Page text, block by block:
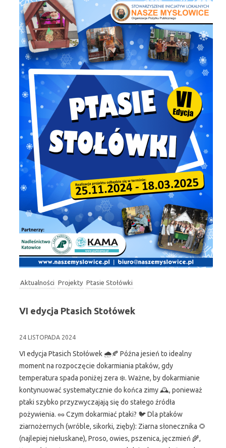
Aktualności Projekty Ptasie Stołówki
VI edycja Ptasich Stołówek
24 LISTOPADA 2024
VI edycja Ptasich Stołówek 🌧️🍂 Późna jesień to idealny
moment na rozpoczęcie dokarmiania ptaków, gdy
temperatura spada poniżej zera ❄️. Ważne, by dokarmianie
kontynuować systematycznie do końca zimy 🕰️, ponieważ
ptaki szybko przyzwyczajają się do stałego źródła
pożywienia. 🥜 Czym dokarmiać ptaki? 🐦 Dla ptaków
ziarnożernych (wróble, sikorki, zięby): Ziarna słonecznika 🌻
(najlepiej niełuskane), Proso, owies, pszenica, jęczmień 🌾,